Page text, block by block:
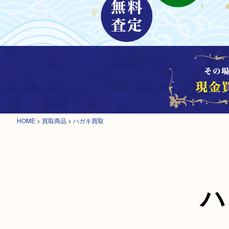
HOME > 買取商品 > ハガキ買取